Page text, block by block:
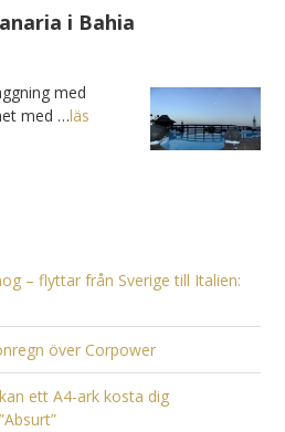
i Bahia
med
med …läs
– flyttar från Sverige till Italien:
över Corpower
ett A4-ark kosta dig